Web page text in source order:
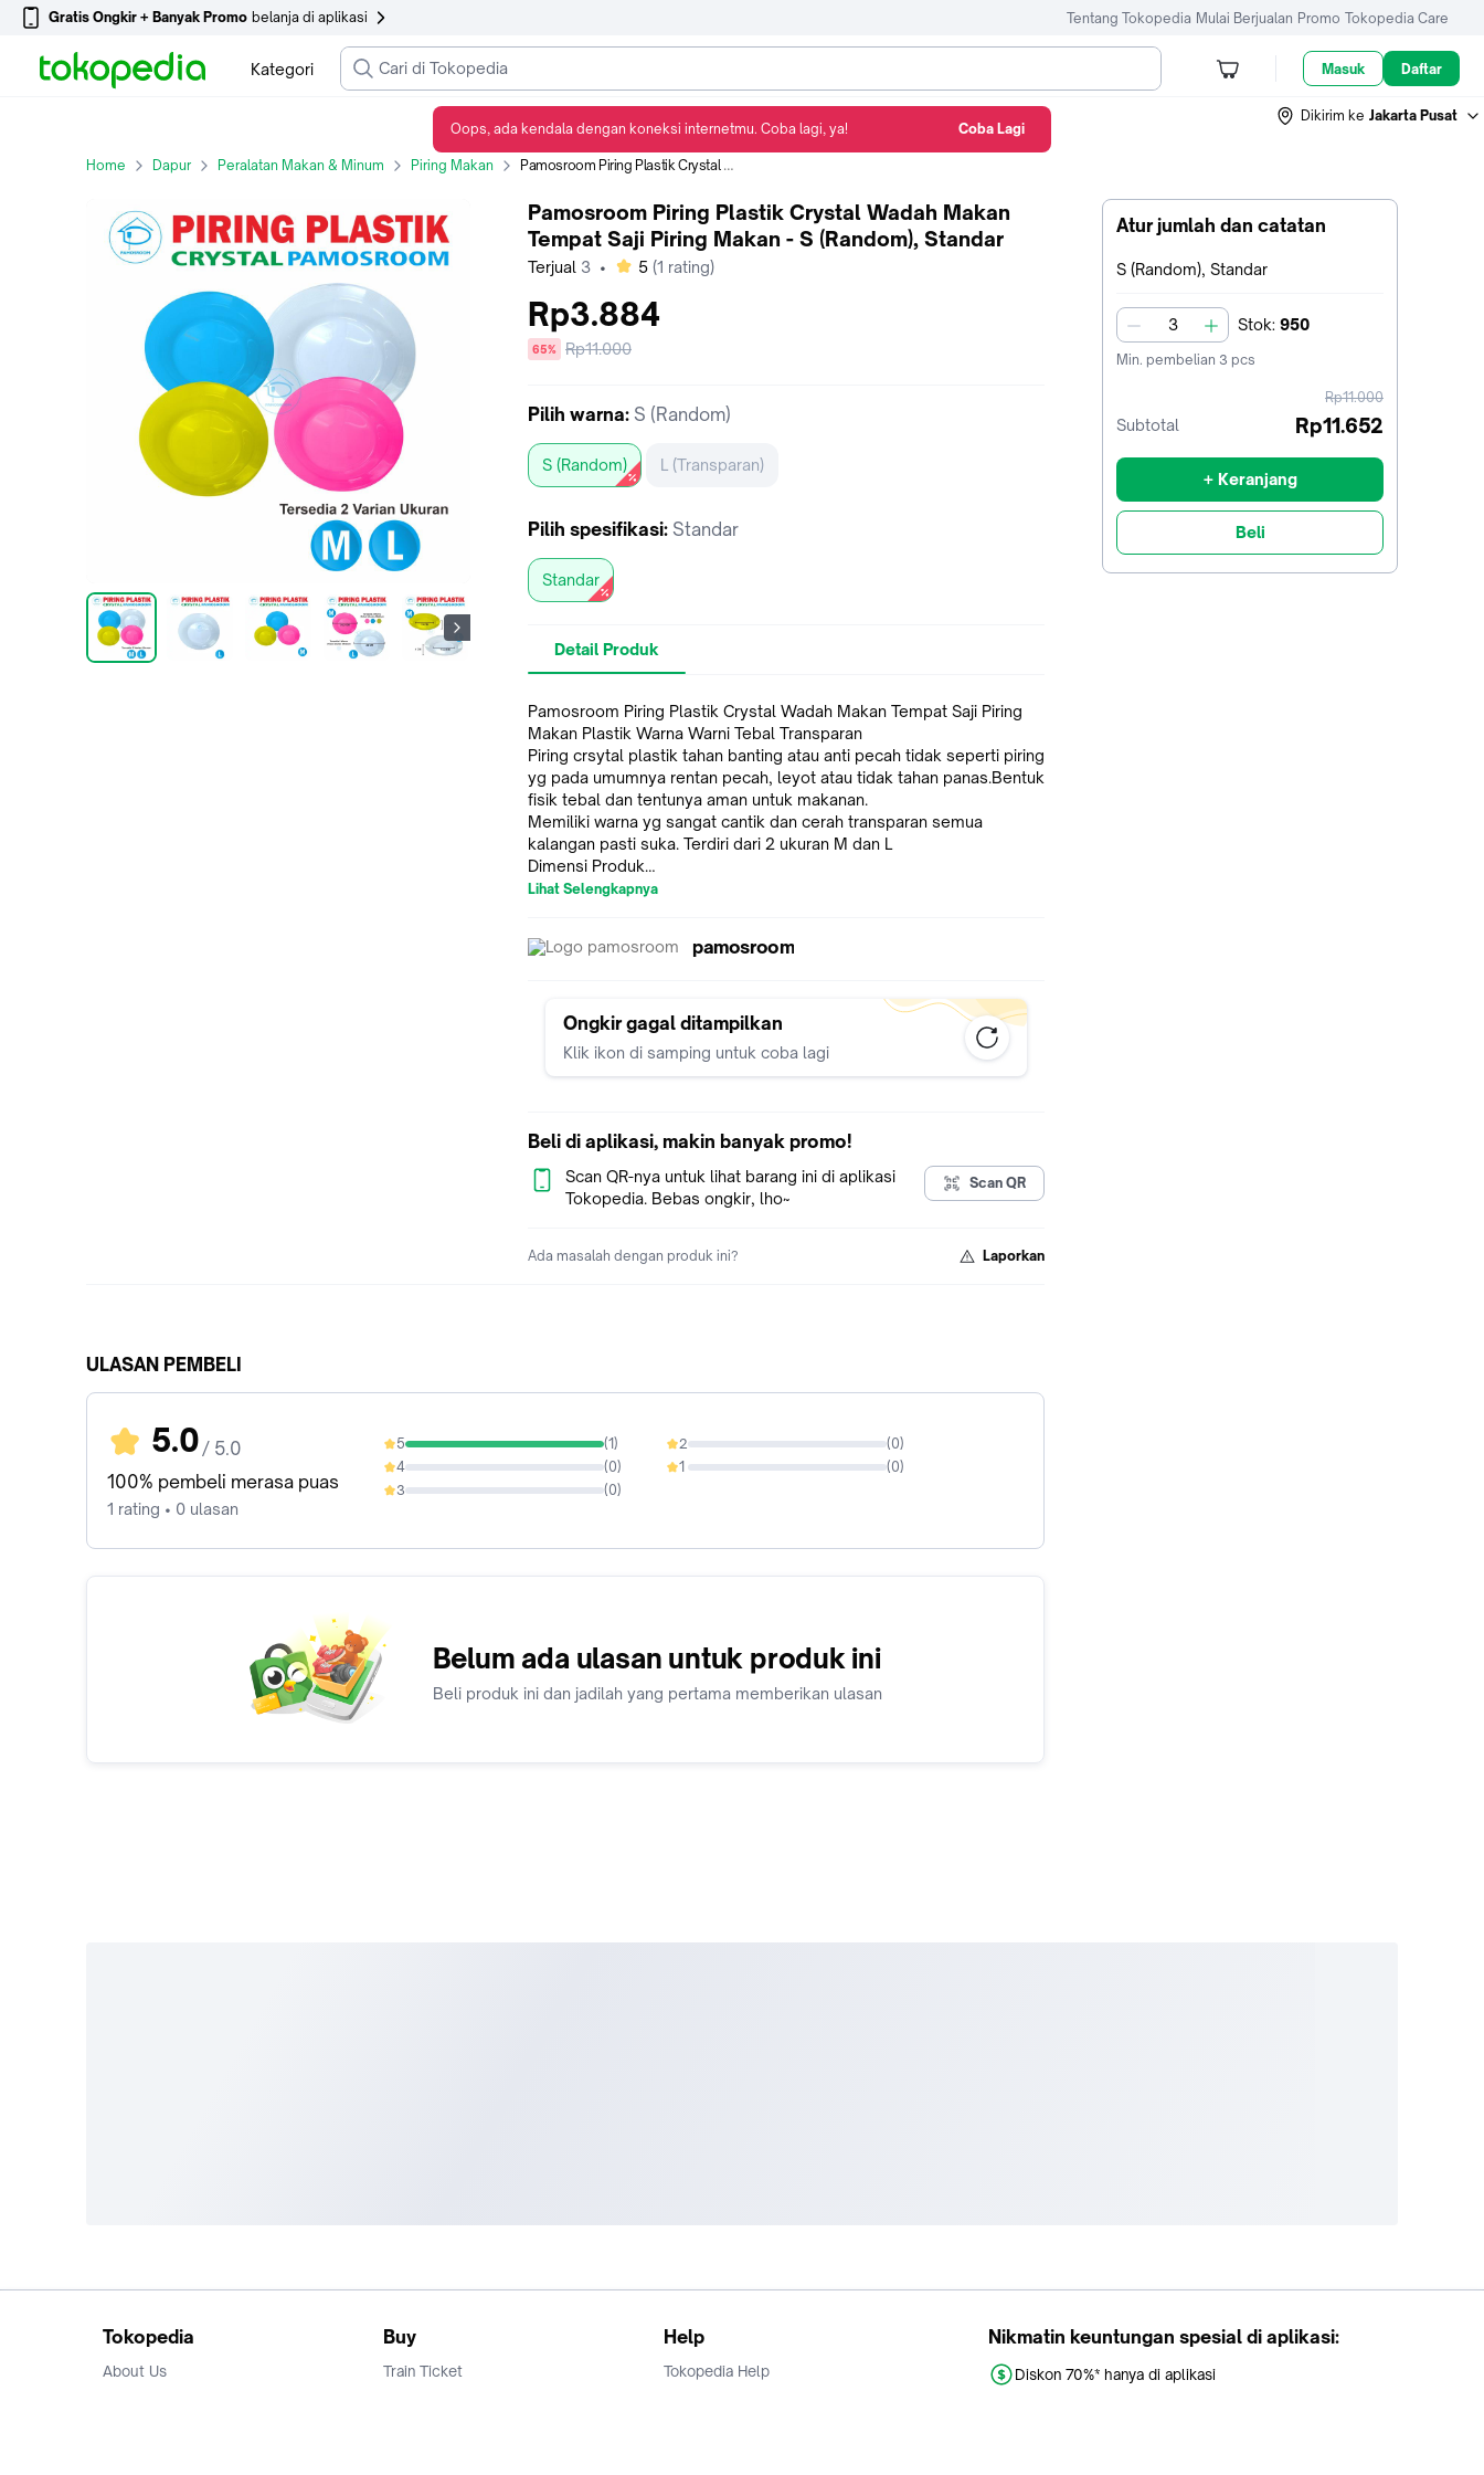
Gratis Ongkir + Banyak Promo belanja di aplikasi Tentang Tokopedia Mulai Berjualan Promo Tokopedia Care
Kategori Masuk Daftar
Dikirim ke Jakarta Pusat
Home Dapur Peralatan Makan & Minum Piring Makan Pamosroom Piring Plastik Crystal Wadah Makan Tempat Saji Piring Makan - S (Random), Standar
Atur jumlah dan catatan
Terpilih:
S (Random), Standar
jumlah Stok: 950
Min. pembelian 3 pcs
harga
sebelum
Rp11.000
Subtotal Rp11.652
+ Keranjang
Beli
Pamosroom Piring Plastik Crystal Wadah Makan
Tempat Saji Piring Makan - S (Random), Standar
Terjual 3 • bintang
5 (1 rating)
Rp3.884
diskon
65%
Harga
Rp11.000
Pilih warna: S (Random)
S (Random) L (Transparan)
Pilih spesifikasi: Standar
Standar
Detail Produk
Pamosroom Piring Plastik Crystal Wadah Makan Tempat Saji Piring
Makan Plastik Warna Warni Tebal Transparan
Piring crsytal plastik tahan banting atau anti pecah tidak seperti piring
yg pada umumnya rentan pecah, leyot atau tidak tahan panas.Bentuk
fisik tebal dan tentunya aman untuk makanan.
Memiliki warna yg sangat cantik dan cerah transparan semua
kalangan pasti suka. Terdiri dari 2 ukuran M dan L
Dimensi Produk
Medium: Panjang 20.3cm
Large : Panjang 22cm
FYI : Kami berkomitmen setiap barang yg dipesan, akan kami cek
terlebih dahulu dan yg dikirim pasti dalam kondisi bagus.
Follow kami untuk dapatkan info terupdate dari toko kami
Lihat Selengkapnya
pamosroom
Ongkir gagal ditampilkan
Klik ikon di samping untuk coba lagi
Beli di aplikasi, makin banyak promo!
Scan QR-nya untuk lihat barang ini di aplikasi
Tokopedia. Bebas ongkir, lho~
Scan QR
Ada masalah dengan produk ini? Laporkan
ULASAN PEMBELI
5.0 / 5.0
100% pembeli merasa puas
1 rating • 0 ulasan
5 (1)
100%
4 (0)
0%
3 (0)
0%
2 (0)
0%
1 (0)
0%
Belum ada ulasan untuk produk ini
Beli produk ini dan jadilah yang pertama memberikan ulasan
Tokopedia
About Us
Buy
Train Ticket
Help
Tokopedia Help
Nikmatin keuntungan spesial di aplikasi:
Diskon 70%* hanya di aplikasi
Oops, ada kendala dengan koneksi internetmu. Coba lagi, ya! Coba Lagi